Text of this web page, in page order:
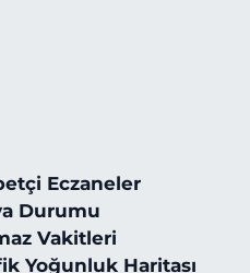
Eczaneler
Durumu
Vakitleri
Yoğunluk Haritası